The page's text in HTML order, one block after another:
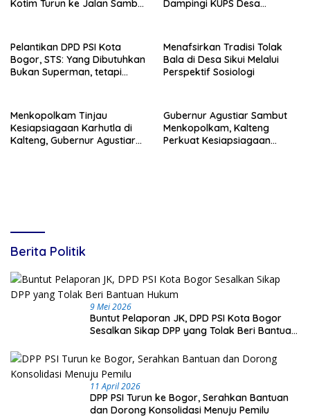
Kotim Turun ke Jalan Sambut
Dampingi KUPS Desa
Pelantikan DPD PSI Kota
Bogor, STS: Yang Dibutuhkan
Bukan Superman, tetapi
Menafsirkan Tradisi Tolak
Bala di Desa Sikui Melalui
Perspektif Sosiologi
Menkopolkam Tinjau
Kesiapsiagaan Karhutla di
Kalteng, Gubernur Agustiar
Gubernur Agustiar Sambut
Menkopolkam, Kalteng
Perkuat Kesiapsiagaan
Berita Politik
9 Mei 2026
Buntut Pelaporan JK, DPD PSI Kota Bogor
Sesalkan Sikap DPP yang Tolak Beri Bantuan
11 April 2026
DPP PSI Turun ke Bogor, Serahkan Bantuan
dan Dorong Konsolidasi Menuju Pemilu